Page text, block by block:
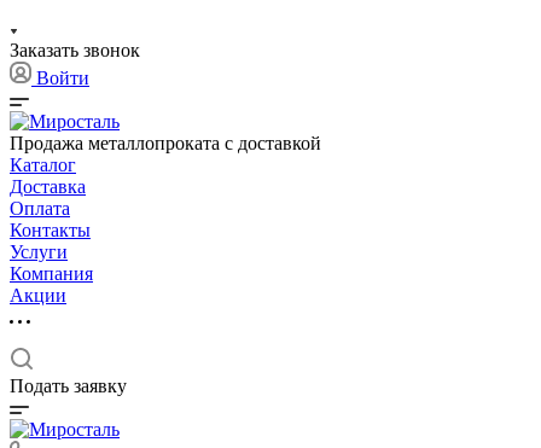
Заказать звонок
Войти
Продажа металлопроката с доставкой
Каталог
Доставка
Оплата
Контакты
Услуги
Компания
Акции
Подать заявку